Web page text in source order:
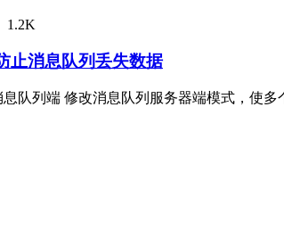
1.2K
止消息队列丢失数据
队列端 修改消息队列服务器端模式，使